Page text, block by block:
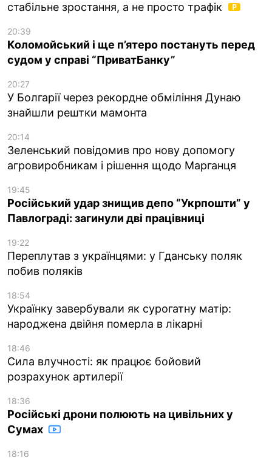
стабільне зростання, а не просто трафік
20:39
Коломойський і ще п’ятеро постануть перед
судом у справі “ПриватБанку”
20:27
У Болгарії через рекордне обміління Дунаю
знайшли рештки мамонта
20:14
Зеленський повідомив про нову допомогу
агровиробникам і рішення щодо Марганця
19:45
Російський удар знищив депо “Укрпошти” у
Павлограді: загинули дві працівниці
19:22
Переплутав з українцями: у Гданську поляк
побив поляків
18:54
Українку завербували як сурогатну матір:
народжена двійня померла в лікарні
18:46
Сила влучності: як працює бойовий
розрахунок артилерії
18:36
Російські дрони полюють на цивільних у
Сумах
18:16